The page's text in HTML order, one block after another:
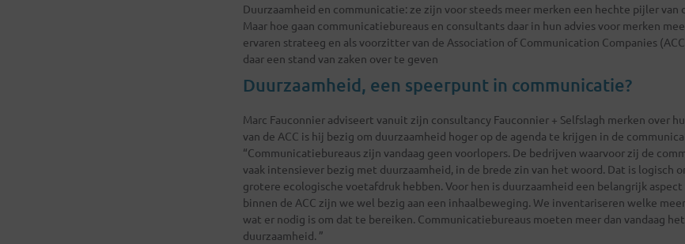
Duurzaamheid en communicatie: ze zijn voor steeds meer merken een hechte pijler
Maar hoe gaan communicatiebureaus en consultants daar in hun advies voor merken
ervaren strateeg en als voorzitter van de Association of Communication Companies
daar een stand van zaken over te geven
Duurzaamheid, een speerpunt in communicatie?
Marc Fauconnier adviseert vanuit zijn consultancy Fauconnier + Selfslagh merken over
van de ACC is hij bezig om duurzaamheid hoger op de agenda te krijgen in de
“Communicatiebureaus zijn vandaag geen voorlopers. De bedrijven waarvoor zij de
vaak intensiever bezig met duurzaamheid, in de brede zin van het woord. Dat is logisch
grotere ecologische voetafdruk hebben. Voor hen is duurzaamheid een belangrijk
binnen de ACC zijn we wel bezig aan een inhaalbeweging. We inventariseren welke
wat er nodig is om dat te bereiken. Communicatiebureaus moeten meer dan vandaag
duurzaamheid. ”